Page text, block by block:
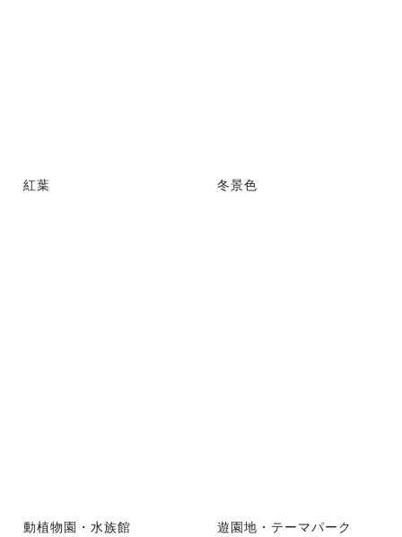
紅葉 冬景色
動植物園・水族館 遊園地・テーマパーク